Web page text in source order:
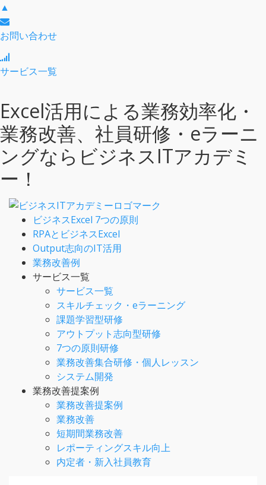
▲
お問い合わせ
サービス一覧
Excel活用による業務効率化・
業務改善、社員研修・eラーニ
ングならビジネスITアカデミ
ー！
ビジネスExcel 7つの原則
RPAとビジネスExcel
Output志向のIT活用
業務改善例
サービス一覧
サービス一覧
スキルチェック・eラーニング
課題学習型研修
アウトプット志向型研修
7つの原則研修
業務改善集合研修・個人レッスン
システム開発
業務改善提案例
業務改善提案例
業務改善
短期間業務改善
レポーティングスキル向上
内定者・新入社員教育